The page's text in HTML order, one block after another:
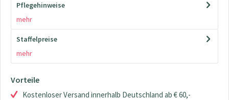
Pflegehinweise
mehr
Staffelpreise
mehr
Vorteile
Kostenloser Versand innerhalb Deutschland ab € 60,-